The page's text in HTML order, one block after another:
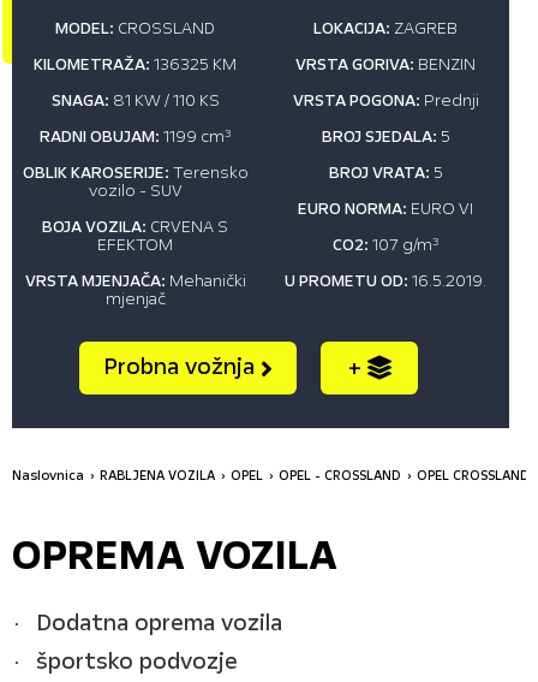
MODEL: CROSSLAND
KILOMETRAŽA: 136325 KM
SNAGA: 81 KW / 110 KS
RADNI OBUJAM: 1199 cm3
OBLIK KAROSERIJE: Terensko
vozilo - SUV
BOJA VOZILA: CRVENA S
EFEKTOM
VRSTA MJENJAČA: Mehanički
mjenjač
LOKACIJA: ZAGREB
VRSTA GORIVA: BENZIN
VRSTA POGONA: Prednji
BROJ SJEDALA: 5
BROJ VRATA: 5
EURO NORMA: EURO VI
CO2:
107 g/m3
U PROMETU OD: 16.5.2019.
Probna vožnja +
Naslovnica RABLJENA VOZILA OPEL OPEL - CROSSLAND OPEL
OPREMA VOZILA
Dodatna oprema vozila
športsko podvozje